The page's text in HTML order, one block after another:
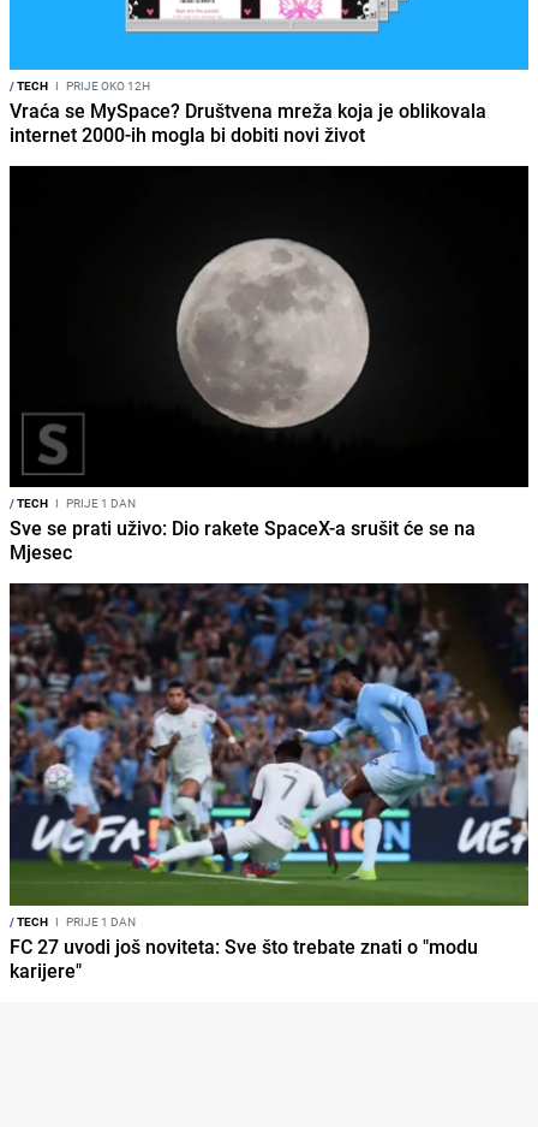
/TECH I PRIJE OKO 12H
Vraća se MySpace? Društvena mreža koja je oblikovala
internet 2000-ih mogla bi dobiti novi život
/TECH I PRIJE 1 DAN
Sve se prati uživo: Dio rakete SpaceX-a srušit će se na
Mjesec
/TECH I PRIJE 1 DAN
FC 27 uvodi još noviteta: Sve što trebate znati o "modu
karijere"